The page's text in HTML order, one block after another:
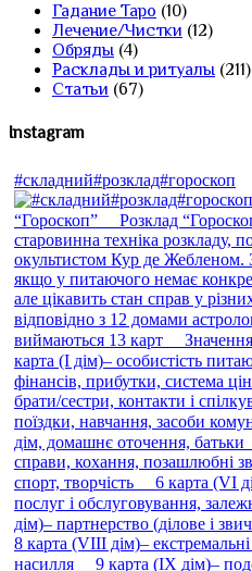
Гадание Таро (10)
Лечение/Чистки (12)
Обряды (4)
Расклады и ритуалы (211)
Статьи (67)
Instagram
#складний#розклад#гороскоп